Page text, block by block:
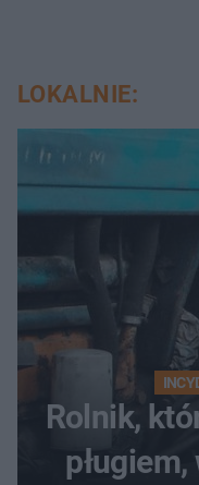
LOKALNIE:
Rolnik,